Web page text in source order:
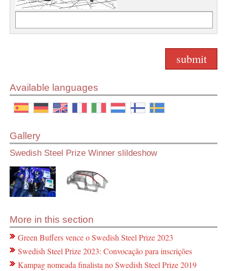
Available languages
Gallery
Swedish Steel Prize Winner slildeshow
More in this section
Green Buffers vence o Swedish Steel Prize 2023
Swedish Steel Prize 2023: Convocação para inscrições
Kampag nomeada finalista no Swedish Steel Prize 2019